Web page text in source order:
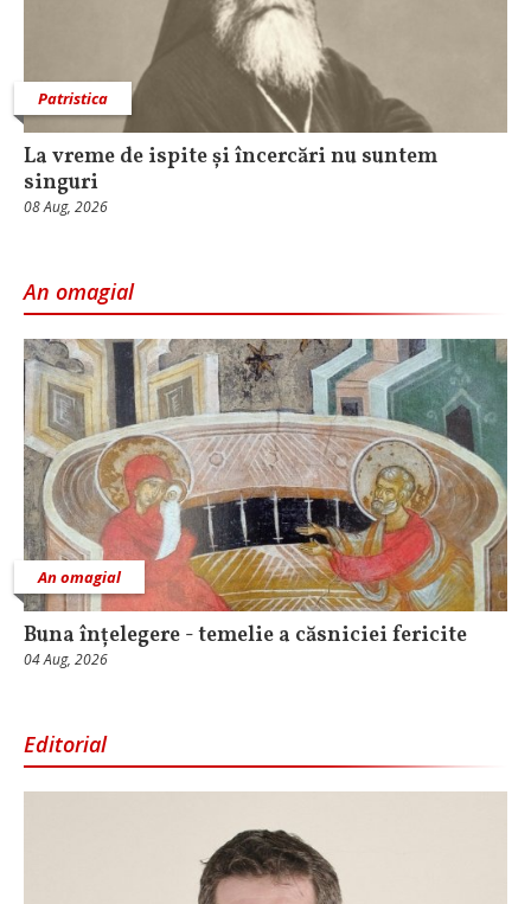
Patristica
La vreme de ispite și încercări nu suntem
singuri
08 Aug, 2026
An omagial
An omagial
Buna înțelegere - temelie a căsniciei fericite
04 Aug, 2026
Editorial